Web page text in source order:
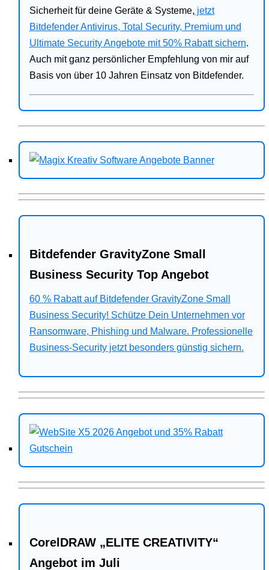
Sicherheit für deine Geräte & Systeme, jetzt
Bitdefender Antivirus, Total Security, Premium und
Ultimate Security Angebote mit 50% Rabatt sichern.
Auch mit ganz persönlicher Empfehlung von mir auf
Basis von über 10 Jahren Einsatz von Bitdefender.
Bitdefender GravityZone Small
Business Security Top Angebot
60 % Rabatt auf Bitdefender GravityZone Small
Business Security! Schütze Dein Unternehmen vor
Ransomware, Phishing und Malware. Professionelle
Business-Security jetzt besonders günstig sichern.
CorelDRAW „ELITE CREATIVITY“
Angebot im Juli